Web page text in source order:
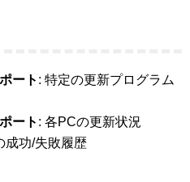
ート : 特定の更新プログラム
ート : 各PCの更新状況
成功/失敗履歴